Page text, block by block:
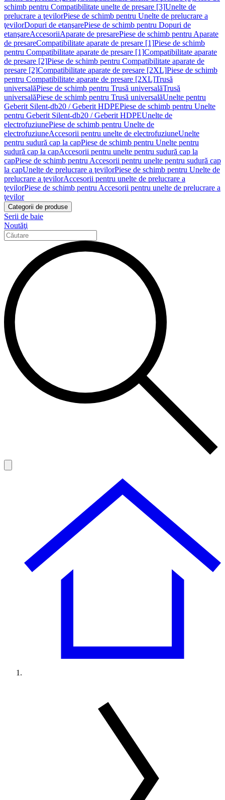
schimb pentru Compatibilitate unelte de presare [3]Unelte de
prelucrare a ţevilorPiese de schimb pentru Unelte de prelucrare a
ţevilorDopuri de etanşarePiese de schimb pentru Dopuri de
etanşareAccesoriiAparate de presarePiese de schimb pentru Aparate
de presareCompatibilitate aparate de presare [1]Piese de schimb
pentru Compatibilitate aparate de presare [1]Compatibilitate aparate
de presare [2]Piese de schimb pentru Compatibilitate aparate de
presare [2]Compatibilitate aparate de presare [2XL]Piese de schimb
pentru Compatibilitate aparate de presare [2XL]Trusă
universalăPiese de schimb pentru Trusă universalăTrusă
universalăPiese de schimb pentru Trusă universalăUnelte pentru
Geberit Silent-db20 / Geberit HDPEPiese de schimb pentru Unelte
pentru Geberit Silent-db20 / Geberit HDPEUnelte de
electrofuziunePiese de schimb pentru Unelte de
electrofuziuneAccesorii pentru unelte de electrofuziuneUnelte
pentru sudură cap la capPiese de schimb pentru Unelte pentru
sudură cap la capAccesorii pentru unelte pentru sudură cap la
capPiese de schimb pentru Accesorii pentru unelte pentru sudură cap
la capUnelte de prelucrare a ţevilorPiese de schimb pentru Unelte de
prelucrare a ţevilorAccesorii pentru unelte de prelucrare a
ţevilorPiese de schimb pentru Accesorii pentru unelte de prelucrare a
ţevilor
Categorii de produse
Serii de baie
Noutăţi